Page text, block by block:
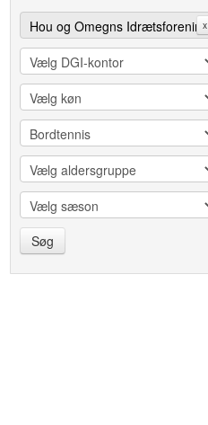
Hou og Omegns Idrætsforening
x